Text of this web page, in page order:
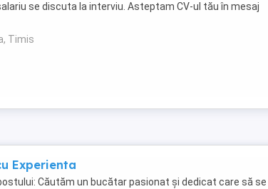
se discuta la interviu. Asteptam CV-ul tău în mesaj
Timis
Experienta
Căutăm un bucătar pasionat și dedicat care să se